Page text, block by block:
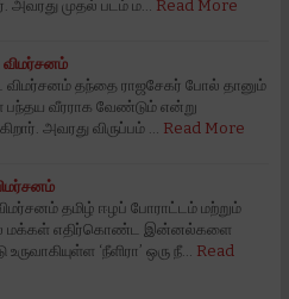
அவரது முதல் படம் ம…
Read More
விமர்சனம்
விமர்சனம் தந்தை ராஜசேகர் போல் தானும்
வீரராக வேண்டும் என்று
அவரது விருப்பம் …
Read More
தமிழ் ஈழப் போராட்டம் மற்றும்
மக்கள் எதிர்கொண்ட இன்னல்களை
‘நீளிரா’ ஒரு நீ…
Read